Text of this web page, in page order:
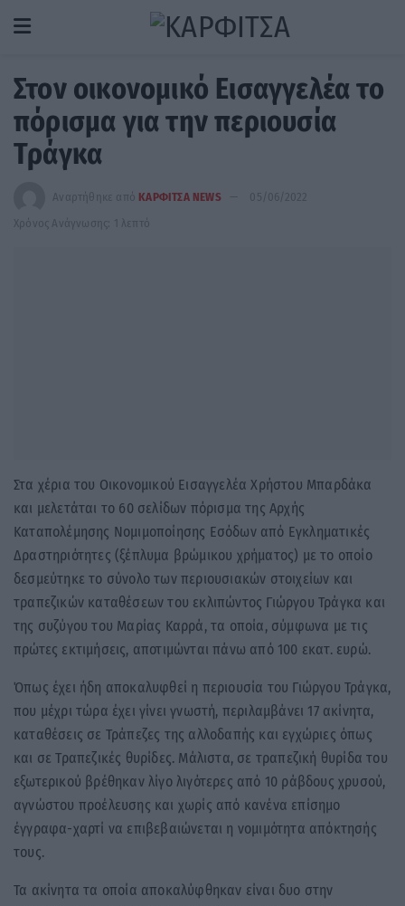
Στον οικονομικό Εισαγγελέα το
πόρισμα για την περιουσία
Τράγκα
Αναρτήθηκε από ΚΑΡΦΙΤΣΑ NEWS
05/06/2022
Χρόνος Ανάγνωσης: 1 λεπτό
Στα χέρια του Οικονομικού Εισαγγελέα Χρήστου Μπαρδάκα
και μελετάται το 60 σελίδων πόρισμα της Αρχής
Καταπολέμησης Νομιμοποίησης Εσόδων από Εγκληματικές
Δραστηριότητες (ξέπλυμα βρώμικου χρήματος) με το οποίο
δεσμεύτηκε το σύνολο των περιουσιακών στοιχείων και
τραπεζικών καταθέσεων του εκλιπώντος Γιώργου Τράγκα και
της συζύγου του Μαρίας Καρρά, τα οποία, σύμφωνα με τις
πρώτες εκτιμήσεις, αποτιμώνται πάνω από 100 εκατ. ευρώ.
Όπως έχει ήδη αποκαλυφθεί η περιουσία του Γιώργου Τράγκα,
που μέχρι τώρα έχει γίνει γνωστή, περιλαμβάνει 17 ακίνητα,
καταθέσεις σε Τράπεζες της αλλοδαπής και εγχώριες όπως
και σε Τραπεζικές θυρίδες. Μάλιστα, σε τραπεζική θυρίδα του
εξωτερικού βρέθηκαν λίγο λιγότερες από 10 ράβδους χρυσού,
αγνώστου προέλευσης και χωρίς από κανένα επίσημο
έγγραφα-χαρτί να επιβεβαιώνεται η νομιμότητα απόκτησής
τους.
Τα ακίνητα τα οποία αποκαλύφθηκαν είναι δυο στην